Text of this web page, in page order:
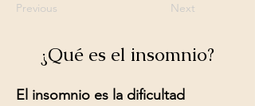
Previous Next
¿Qué es el insomnio?
El insomnio es la dificultad